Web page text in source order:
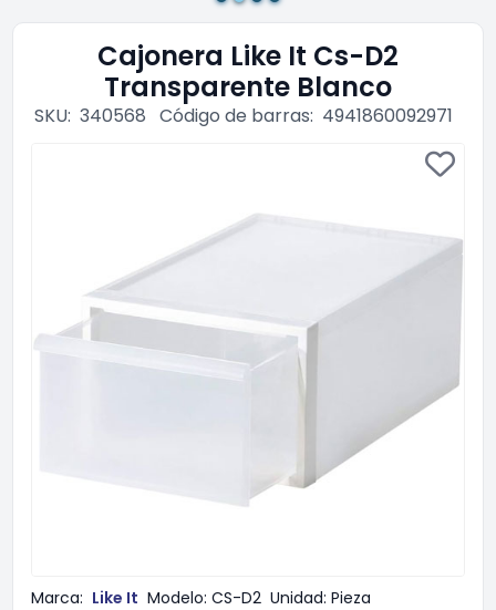
Cajonera Like It Cs-D2
Transparente Blanco
SKU: 340568 Código de barras: 4941860092971
Marca: Like It Modelo: CS-D2 Unidad: Pieza